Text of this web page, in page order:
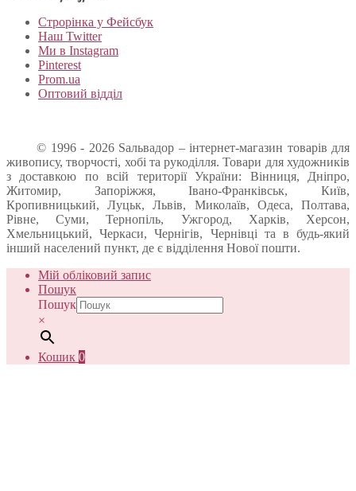
Строрінка у Фейсбук
Наш Twitter
Ми в Instagram
Pinterest
Prom.ua
Оптовий відділ
© 1996 - 2026 Sальвадор – інтернет-магазин товарів для
живопису, творчості, хобі та рукоділля. Товари для художників
з доставкою по всій території України: Вінниця, Дніпро,
Житомир, Запоріжжя, Івано-Франківськ, Київ,
Кропивницький, Луцьк, Львів, Миколаїв, Одеса, Полтава,
Рівне, Суми, Тернопіль, Ужгород, Харків, Херсон,
Хмельницький, Черкаси, Чернігів, Чернівці та в будь-який
інший населений пункт, де є відділення Нової пошти.
Мій обліковий запис
Пошук
Пошук
×
Кошик 0